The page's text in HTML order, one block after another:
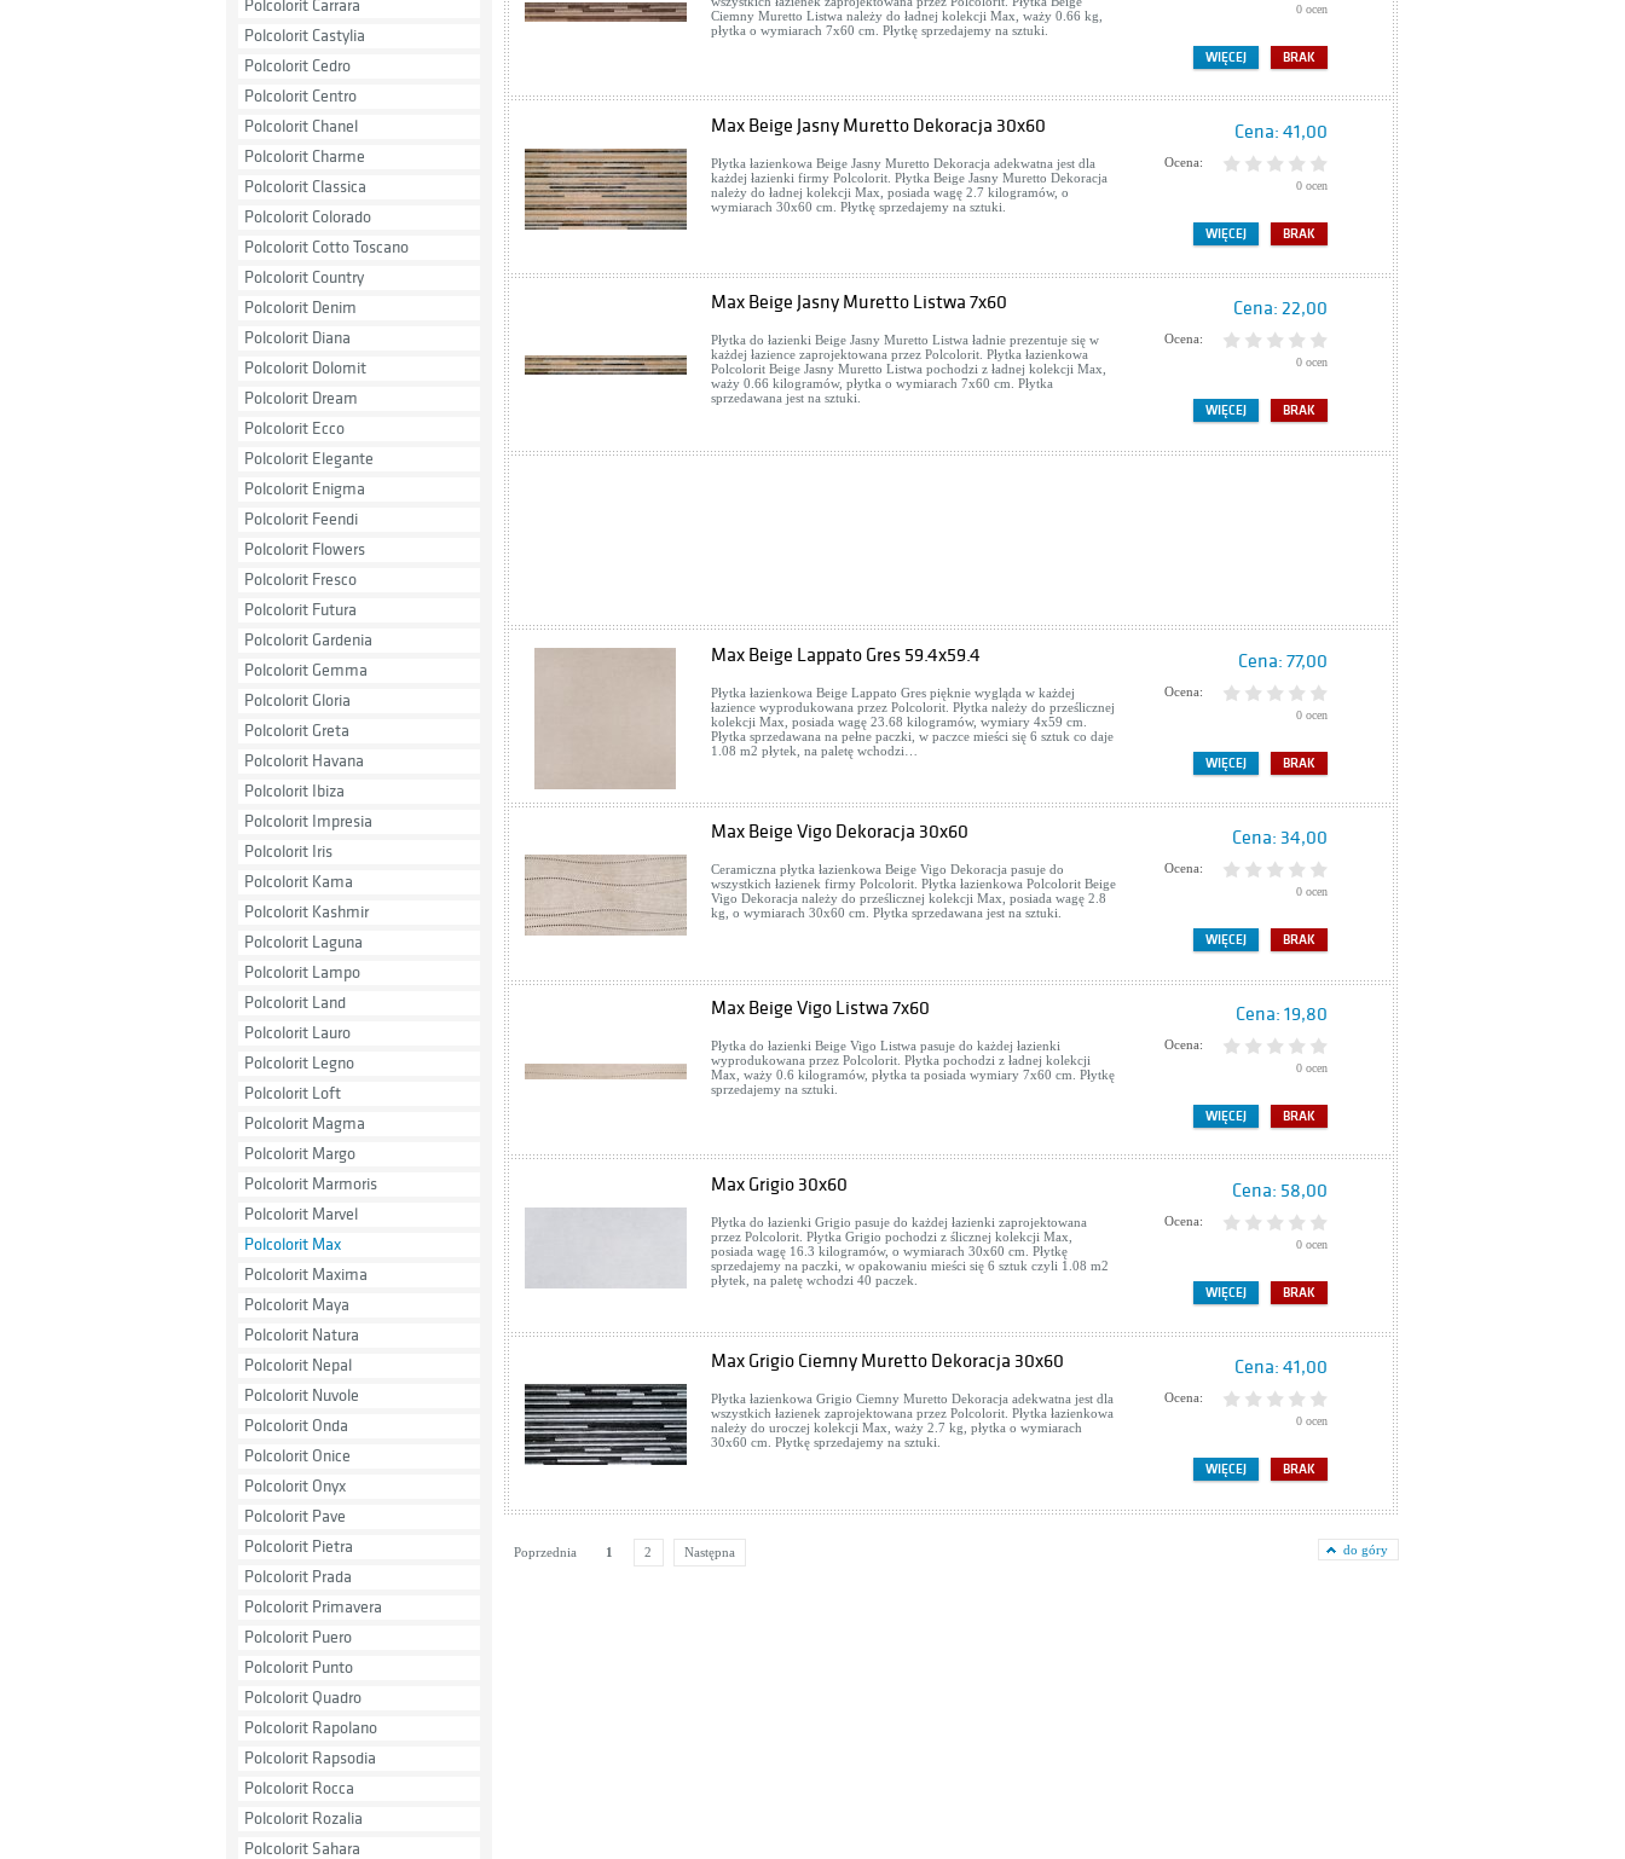
Polcolorit Carrara
Polcolorit Castylia
Polcolorit Cedro
Polcolorit Centro
Polcolorit Chanel
Polcolorit Charme
Polcolorit Classica
Polcolorit Colorado
Polcolorit Cotto Toscano
Polcolorit Country
Polcolorit Denim
Polcolorit Diana
Polcolorit Dolomit
Polcolorit Dream
Polcolorit Ecco
Polcolorit Elegante
Polcolorit Enigma
Polcolorit Feendi
Polcolorit Flowers
Polcolorit Fresco
Polcolorit Futura
Polcolorit Gardenia
Polcolorit Gemma
Polcolorit Gloria
Polcolorit Greta
Polcolorit Havana
Polcolorit Ibiza
Polcolorit Impresia
Polcolorit Iris
Polcolorit Kama
Polcolorit Kashmir
Polcolorit Laguna
Polcolorit Lampo
Polcolorit Land
Polcolorit Lauro
Polcolorit Legno
Polcolorit Loft
Polcolorit Magma
Polcolorit Margo
Polcolorit Marmoris
Polcolorit Marvel
Polcolorit Max
Polcolorit Maxima
Polcolorit Maya
Polcolorit Natura
Polcolorit Nepal
Polcolorit Nuvole
Polcolorit Onda
Polcolorit Onice
Polcolorit Onyx
Polcolorit Pave
Polcolorit Pietra
Polcolorit Prada
Polcolorit Primavera
Polcolorit Puero
Polcolorit Punto
Polcolorit Quadro
Polcolorit Rapolano
Polcolorit Rapsodia
Polcolorit Rocca
Polcolorit Rozalia
Polcolorit Sahara
Ciemny Muretto Listwa należy do ładnej kolekcji Max, waży 0.66 kg,
płytka o wymiarach 7x60 cm. Płytkę sprzedajemy na sztuki.
0 ocen
BRAK
WIĘCEJ
Max Beige Jasny Muretto Dekoracja 30x60
Płytka łazienkowa Beige Jasny Muretto Dekoracja adekwatna jest dla
każdej łazienki firmy Polcolorit. Płytka Beige Jasny Muretto Dekoracja
należy do ładnej kolekcji Max, posiada wagę 2.7 kilogramów, o
wymiarach 30x60 cm. Płytkę sprzedajemy na sztuki.
Cena: 41,00
Ocena:
0 ocen
BRAK
WIĘCEJ
Max Beige Jasny Muretto Listwa 7x60
Płytka do łazienki Beige Jasny Muretto Listwa ładnie prezentuje się w
każdej łazience zaprojektowana przez Polcolorit. Płytka łazienkowa
Polcolorit Beige Jasny Muretto Listwa pochodzi z ładnej kolekcji Max,
waży 0.66 kilogramów, płytka o wymiarach 7x60 cm. Płytka
sprzedawana jest na sztuki.
Cena: 22,00
Ocena:
0 ocen
BRAK
WIĘCEJ
Max Beige Lappato Gres 59.4x59.4
Płytka łazienkowa Beige Lappato Gres pięknie wygląda w każdej
łazience wyprodukowana przez Polcolorit. Płytka należy do prześlicznej
kolekcji Max, posiada wagę 23.68 kilogramów, wymiary 4x59 cm.
Płytka sprzedawana na pełne paczki, w paczce mieści się 6 sztuk co daje
1.08 m2 płytek, na paletę wchodzi…
Cena: 77,00
Ocena:
0 ocen
BRAK
WIĘCEJ
Max Beige Vigo Dekoracja 30x60
Ceramiczna płytka łazienkowa Beige Vigo Dekoracja pasuje do
wszystkich łazienek firmy Polcolorit. Płytka łazienkowa Polcolorit Beige
Vigo Dekoracja należy do prześlicznej kolekcji Max, posiada wagę 2.8
kg, o wymiarach 30x60 cm. Płytka sprzedawana jest na sztuki.
Cena: 34,00
Ocena:
0 ocen
BRAK
WIĘCEJ
Max Beige Vigo Listwa 7x60
Płytka do łazienki Beige Vigo Listwa pasuje do każdej łazienki
wyprodukowana przez Polcolorit. Płytka pochodzi z ładnej kolekcji
Max, waży 0.6 kilogramów, płytka ta posiada wymiary 7x60 cm. Płytkę
sprzedajemy na sztuki.
Cena: 19,80
Ocena:
0 ocen
BRAK
WIĘCEJ
Max Grigio 30x60
Płytka do łazienki Grigio pasuje do każdej łazienki zaprojektowana
przez Polcolorit. Płytka Grigio pochodzi z ślicznej kolekcji Max,
posiada wagę 16.3 kilogramów, o wymiarach 30x60 cm. Płytkę
sprzedajemy na paczki, w opakowaniu mieści się 6 sztuk czyli 1.08 m2
płytek, na paletę wchodzi 40 paczek.
Cena: 58,00
Ocena:
0 ocen
BRAK
WIĘCEJ
Max Grigio Ciemny Muretto Dekoracja 30x60
Płytka łazienkowa Grigio Ciemny Muretto Dekoracja adekwatna jest dla
wszystkich łazienek zaprojektowana przez Polcolorit. Płytka łazienkowa
należy do uroczej kolekcji Max, waży 2.7 kg, płytka o wymiarach
30x60 cm. Płytkę sprzedajemy na sztuki.
Cena: 41,00
Ocena:
0 ocen
BRAK
WIĘCEJ
do góry
Poprzednia 1 2 Następna